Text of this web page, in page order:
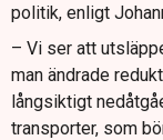
politik, enligt
– Vi ser att
man ändrade
långsiktigt
transporter, som